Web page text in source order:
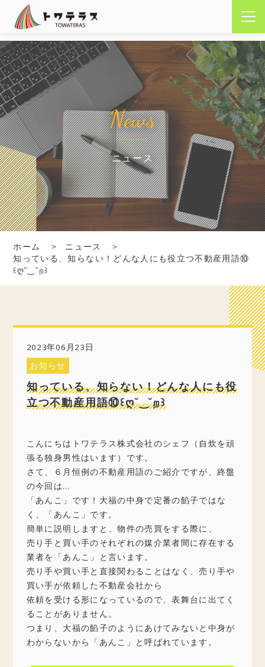
News
ニュース
ホーム
ニュース
知っている、知らない！どんな人にも役立つ不動産用語⑩
꒰ღ˘‿˘ற꒱
2023年06月23日
お知らせ
知っている、知らない！どんな人にも役
立つ不動産用語⑩꒰ღ˘‿˘ற꒱
こんにちはトワテラス株式会社のシェフ（自炊を頑
張る独身男性はいます）です。
さて、６月恒例の不動産用語のご紹介ですが、終盤
の今回は…
「あんこ」です！大福の中身で定番の餡子ではな
く、「あんこ」です。
簡単に説明しますと、物件の売買をする際に、
売り手と買い手のそれぞれの媒介業者間に存在する
業者を「あんこ」と言います。
売り手や買い手と直接関わることはなく、売り手や
買い手が依頼した不動産会社から
依頼を受ける形になっているので、表舞台に出てく
ることがありません。
つまり、大福の餡子のようにあけてみないと中身が
わからないから「あんこ」と呼ばれています。